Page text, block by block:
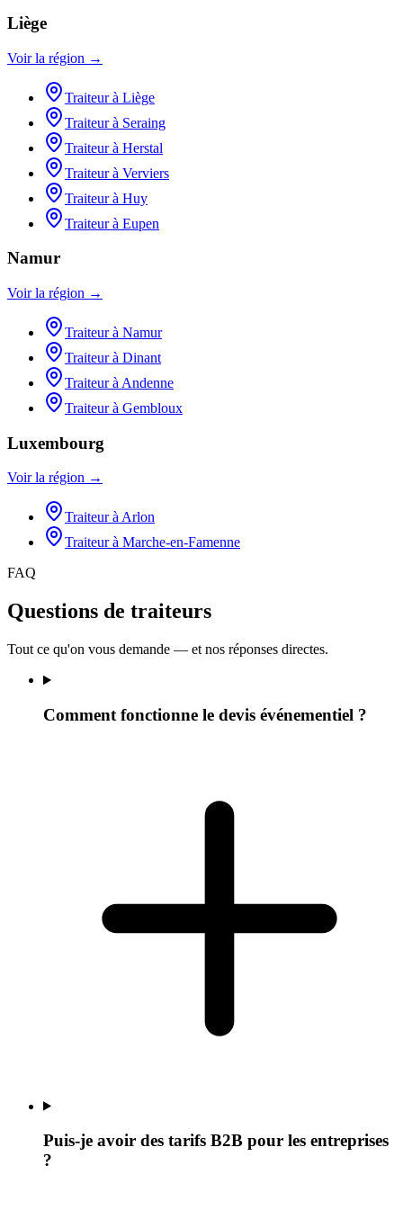
Liège
Voir la région →
Traiteurà Liège
Traiteurà Seraing
Traiteurà Herstal
Traiteurà Verviers
Traiteurà Huy
Traiteurà Eupen
Namur
Voir la région →
Traiteurà Namur
Traiteurà Dinant
Traiteurà Andenne
Traiteurà Gembloux
Luxembourg
Voir la région →
TraiteuràArlon
Traiteurà Marche-en-Famenne
FAQ
Questions de traiteurs
Tout ce qu'on vous demande — et nos réponses directes.
Comment fonctionne le devis événementiel ?
Puis-je avoir des tarifs B2B pour les entreprises
?